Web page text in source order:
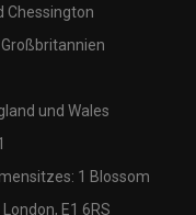
Chessington
Großbritannien
und Wales
1 Blossom
E1 6RS